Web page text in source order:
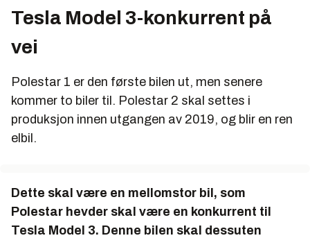
Tesla Model 3-konkurrent på
vei
Polestar 1 er den første bilen ut, men senere
kommer to biler til. Polestar 2 skal settes i
produksjon innen utgangen av 2019, og blir en ren
elbil.
Dette skal være en mellomstor bil, som
Polestar hevder skal være en konkurrent til
Tesla Model 3. Denne bilen skal dessuten